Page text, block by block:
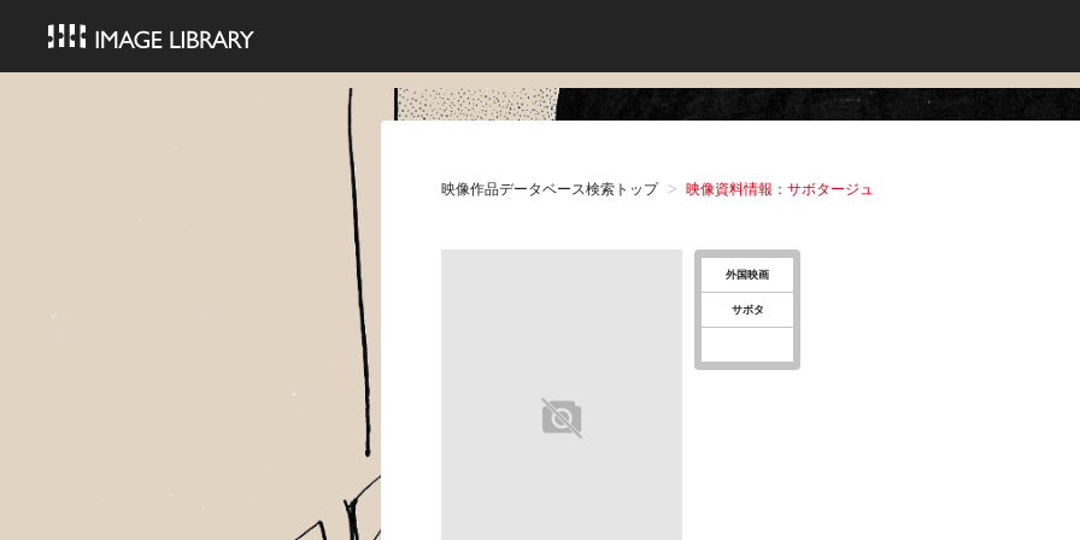
映像作品データベース検索トップ 映像資料情報：サボタージュ
外国映画
サボタ